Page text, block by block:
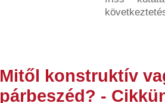
Mitől konstruktív
párbeszéd? -